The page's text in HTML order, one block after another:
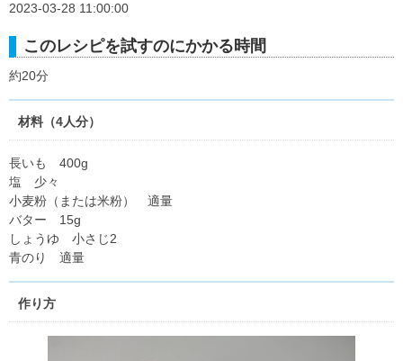
2023-03-28 11:00:00
このレシピを試すのにかかる時間
約20分
材料（4人分）
長いも 400g
塩 少々
小麦粉（または米粉） 適量
バター 15g
しょうゆ 小さじ2
青のり 適量
作り方